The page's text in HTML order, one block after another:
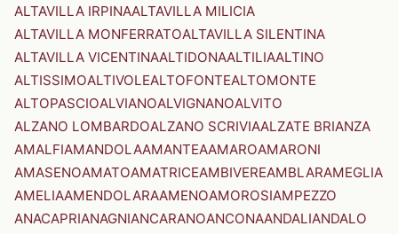
ALTAVILLA IRPINAALTAVILLA MILICIA
ALTAVILLA MONFERRATOALTAVILLA SILENTINA
ALTAVILLA VICENTINAALTIDONAALTILIAALTINO
ALTISSIMOALTIVOLEALTOFONTEALTOMONTE
ALTOPASCIOALVIANOALVIGNANOALVITO
ALZANO LOMBARDOALZANO SCRIVIAALZATE BRIANZA
AMALFIAMANDOLAAMANTEAAMAROAMARONI
AMASENOAMATOAMATRICEAMBIVEREAMBLARAMEGLIA
AMELIAAMENDOLARAAMENOAMOROSIAMPEZZO
ANACAPRIANAGNIANCARANOANCONAANDALIANDALO